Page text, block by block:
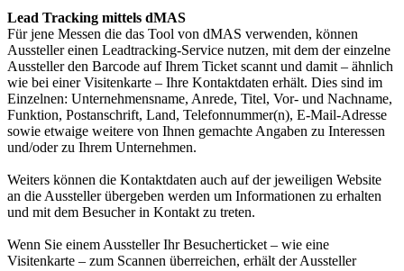
Lead Tracking mittels dMAS
Für jene Messen die das Tool von dMAS verwenden, können
Aussteller einen Leadtracking-Service nutzen, mit dem der einzelne
Aussteller den Barcode auf Ihrem Ticket scannt und damit – ähnlich
wie bei einer Visitenkarte – Ihre Kontaktdaten erhält. Dies sind im
Einzelnen: Unternehmensname, Anrede, Titel, Vor- und Nachname,
Funktion, Postanschrift, Land, Telefonnummer(n), E-Mail-Adresse
sowie etwaige weitere von Ihnen gemachte Angaben zu Interessen
und/oder zu Ihrem Unternehmen.
Weiters können die Kontaktdaten auch auf der jeweiligen Website
an die Aussteller übergeben werden um Informationen zu erhalten
und mit dem Besucher in Kontakt zu treten.
Wenn Sie einem Aussteller Ihr Besucherticket – wie eine
Visitenkarte – zum Scannen überreichen, erhält der Aussteller